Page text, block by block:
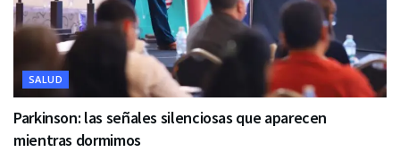
SALUD
Parkinson: las señales silenciosas que aparecen
mientras dormimos